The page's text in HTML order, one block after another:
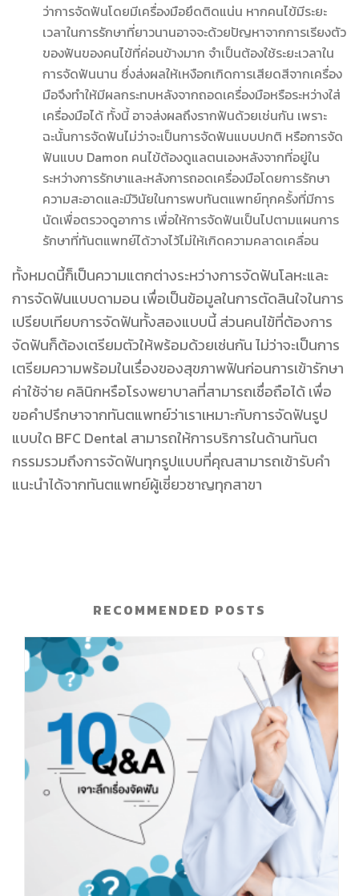
ว่าการจัดฟันโดยมีเครื่องมือยึดติดแน่น หากคนไข้มีระยะ
เวลาในการรักษาที่ยาวนานอาจจะด้วยปัญหาจากการเรียงตัว
ของฟันของคนไข้ที่ค่อนข้างมาก จำเป็นต้องใช้ระยะเวลาใน
การจัดฟันนาน ซึ่งส่งผลให้เหงือกเกิดการเสียดสีจากเครื่อง
มือจึงทำให้มีผลกระทบหลังจากถอดเครื่องมือหรือระหว่างใส่
เครื่องมือได้ ทั้งนี้ อาจส่งผลถึงรากฟันด้วยเช่นกัน เพราะ
ฉะนั้นการจัดฟันไม่ว่าจะเป็นการจัดฟันแบบปกติ หรือการจัด
ฟันแบบ Damon คนไข้ต้องดูแลตนเองหลังจากที่อยู่ใน
ระหว่างการรักษาและหลังการถอดเครื่องมือโดยการรักษา
ความสะอาดและมีวินัยในการพบทันตแพทย์ทุกครั้งที่มีการ
นัดเพื่อตรวจดูอาการ เพื่อให้การจัดฟันเป็นไปตามแผนการ
รักษาที่ทันตแพทย์ได้วางไว้ไม่ให้เกิดความคลาดเคลื่อน
ทั้งหมดนี้ก็เป็นความแตกต่างระหว่างการจัดฟันโลหะและ
การจัดฟันแบบดามอน เพื่อเป็นข้อมูลในการตัดสินใจในการ
เปรียบเทียบการจัดฟันทั้งสองแบบนี้ ส่วนคนไข้ที่ต้องการ
จัดฟันก็ต้องเตรียมตัวให้พร้อมด้วยเช่นกัน ไม่ว่าจะเป็นการ
เตรียมความพร้อมในเรื่องของสุขภาพฟันก่อนการเข้ารักษา
ค่าใช้จ่าย คลินิกหรือโรงพยาบาลที่สามารถเชื่อถือได้ เพื่อ
ขอคำปรึกษาจากทันตแพทย์ว่าเราเหมาะกับการจัดฟันรูป
แบบใด BFC Dental สามารถให้การบริการในด้านทันต
กรรมรวมถึงการจัดฟันทุกรูปแบบที่คุณสามารถเข้ารับคำ
แนะนำได้จากทันตแพทย์ผู้เชี่ยวชาญทุกสาขา
RECOMMENDED POSTS